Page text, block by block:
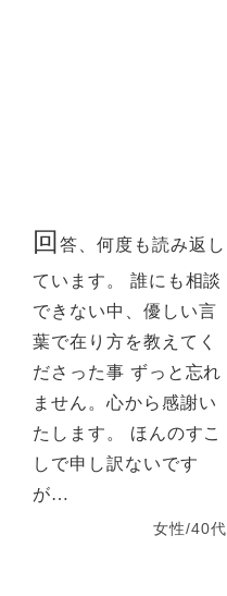
回 答、何度も読み返し
ています。 誰にも相談
できない中、優しい言
葉で在り方を教えてく
ださった事 ずっと忘れ
ません。心から感謝い
たします。 ほんのすこ
しで申し訳ないです
が…
女性/40代